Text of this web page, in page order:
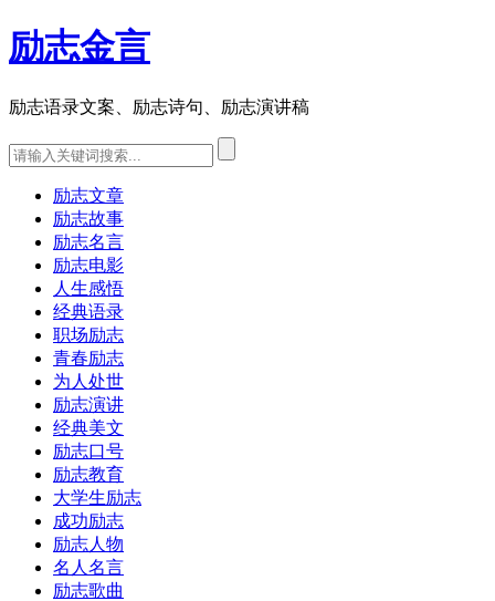
励志金言
励志语录文案、励志诗句、励志演讲稿
励志文章
励志故事
励志名言
励志电影
人生感悟
经典语录
职场励志
青春励志
为人处世
励志演讲
经典美文
励志口号
励志教育
大学生励志
成功励志
励志人物
名人名言
励志歌曲